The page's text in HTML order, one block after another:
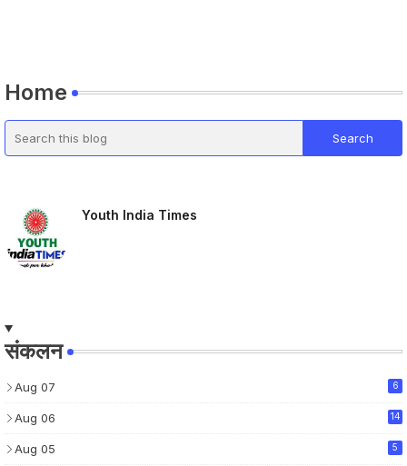
Home
Youth India Times
संकलन
Aug 07 6
Aug 06 14
Aug 05 5